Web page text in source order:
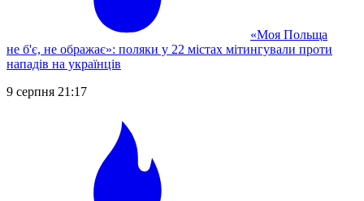
«Моя Польща
не б'є, не ображає»: поляки у 22 містах мітингували проти
нападів на українців
9 серпня 21:17